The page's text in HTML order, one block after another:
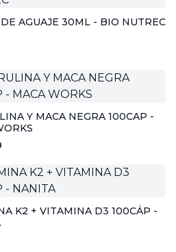
AGUAJE 30ML - BIO NUTREC
Y MACA NEGRA 100CAP -
K2 + VITAMINA D3 100CÁP -